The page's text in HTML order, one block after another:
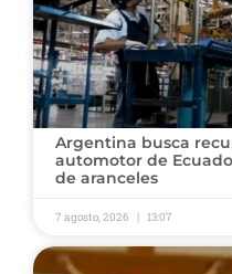
Argentina busca
automotor de
de aranceles
7 agosto, 2026 13:07